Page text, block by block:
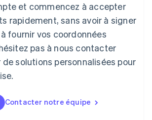
et commencez à accepter
rapidement, sans avoir à signer
fournir vos coordonnées
pas à nous contacter
solutions personnalisées pour
Contacter notre équipe
English